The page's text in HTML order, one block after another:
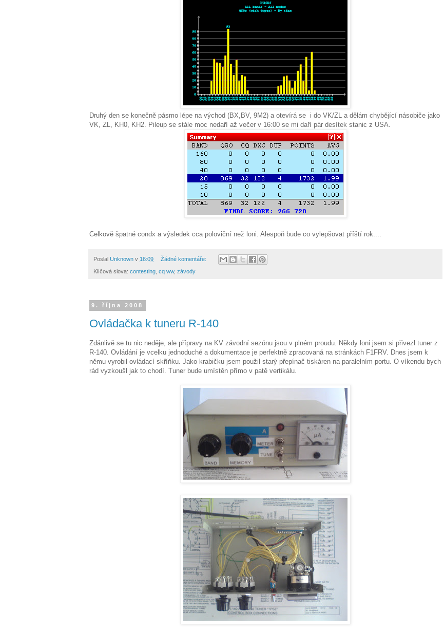
Druhý den se konečně pásmo lépe na východ (BX,BV, 9M2) a otevírá se i do VK/ZL a dělám chybějící násobiče jako
VK, ZL, KH0, KH2. Pileup se stále moc nedaří až večer v 16:00 se mi daří pár desítek stanic z USA.
Celkově špatné condx a výsledek cca poloviční než loni. Alespoň bude co vylepšovat příští rok....
Poslal Unknown v 16:09 Žádné komentáře:
Klíčová slova: contesting, cq ww, závody
9. října 2008
Ovládačka k tuneru R-140
Zdánlivě se tu nic neděje, ale přípravy na KV závodní sezónu jsou v plném proudu. Někdy loni jsem si přivezl tuner z
R-140. Ovládání je vcelku jednoduché a dokumentace je perfektně zpracovaná na stránkách F1FRV. Dnes jsem k
němu vyrobil ovládací skříňku. Jako krabičku jsem použil starý přepínač tiskáren na paralelním portu. O víkendu bych
rád vyzkoušl jak to chodí. Tuner bude umístěn přímo v patě vertikálu.